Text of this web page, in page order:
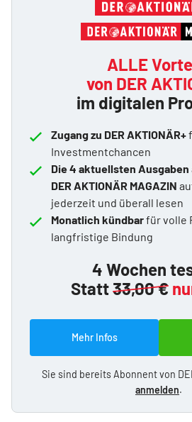
ALLE
von DER
im digitalen
Zugang zu DER AKTIONÄR+
Investmentchancen
Die 4 aktuellsten Ausgaben
DER AKTIONÄR MAGAZIN
jederzeit und überall lesen
Monatlich kündbarfür volle
langfristige Bindung
4 Wochen
Statt33,00 €
Mehr Infos
Sie sind bereits Abonnent von
anmelden.